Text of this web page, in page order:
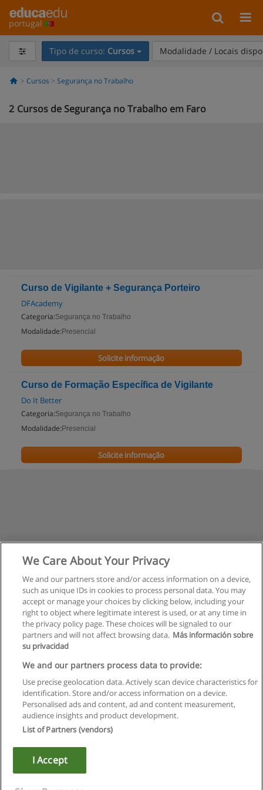
portugal
Tipo de curso: Cursos Modalidade / Locais
Cursos Segurança no Trabalho
2 Cursos de Segurança no Trabalho em Faro
Curso de Vigilante + Segurança Porteiro
DFAcademy
Categoria:Segurança no Trabalho
Modalidade: Presencial
Solicite informação
Curso de Formação Específica de Vigilante
Do It Better
Categoria:Segurança no Trabalho
Modalidade: Presencial
Solicite informação
Regras de uso
Privacidade de dados
Entrar em contato com Educaedu
Copyright © Educaedu Business S.L. - CIF : B-95610580: -
We Care About Your Privacy
We and our partners store and/or access information on a device,
such as unique IDs in cookies to process personal data. You may
accept or manage your choices by clicking below, including your
right to object where legitimate interest is used, or at any time in
the privacy policy page. These choices will be signaled to our
partners and will not affect browsing data. Más información sobre
su privacidad
We and our partners process data to provide:
Use precise geolocation data. Actively scan device characteristics for
identification. Store and/or access information on a device.
Personalised ads and content, ad and content measurement,
audience insights and product development.
List of Partners (vendors)
I Accept